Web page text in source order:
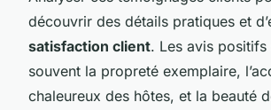
découvrir des détails pratiques et
satisfaction client. Les avis positifs
souvent la propreté exemplaire,
chaleureux des hôtes, et la beauté